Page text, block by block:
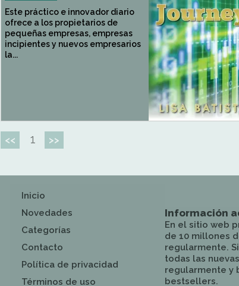
Este práctico e innovador diario
ofrece a los propietarios de
pequeñas empresas, empresas
incipientes y nuevos empresarios
la...
<< 1 >>
Inicio
Novedades
Categorías
Contacto
Política de privacidad
Términos de uso
Información
En el sitio web
de 10 millones
regularmente.
todas las
regularmente y
bestsellers.